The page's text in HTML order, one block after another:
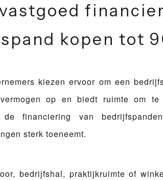
kopen tot
kiezen ervoor om een
op en biedt ruimte om
definanciering van bedrijfspanden
sterk toeneemt.
bedrijfshal, praktijkruimte of